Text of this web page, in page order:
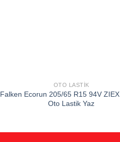
OTO LASTIK
Falken Ecorun 205/65 R15 94V
Oto Lastik Yaz